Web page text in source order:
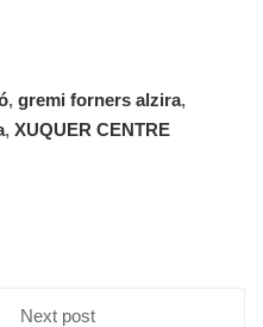
, gremi forners alzira,
, XUQUER CENTRE
Next post